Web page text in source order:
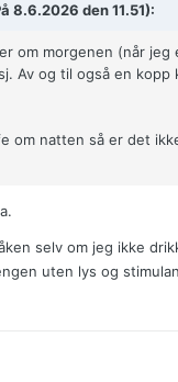
8.6.2026 den 11.51):
om morgenen (når jeg
Av og til også en kopp
om natten så er det
selv om jeg ikke
uten lys og